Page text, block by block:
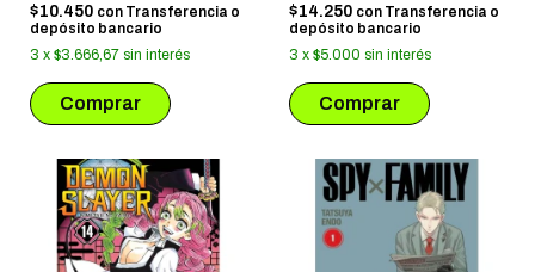
$10.450 con Transferencia o
depósito bancario
3 x $3.666,67 sin interés
$14.250 con Transferencia o
depósito bancario
3 x $5.000 sin interés